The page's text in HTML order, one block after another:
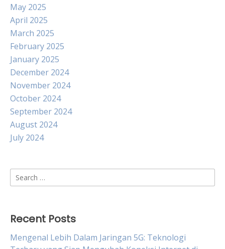
May 2025
April 2025
March 2025
February 2025
January 2025
December 2024
November 2024
October 2024
September 2024
August 2024
July 2024
Search
for:
Recent Posts
Mengenal Lebih Dalam Jaringan 5G: Teknologi